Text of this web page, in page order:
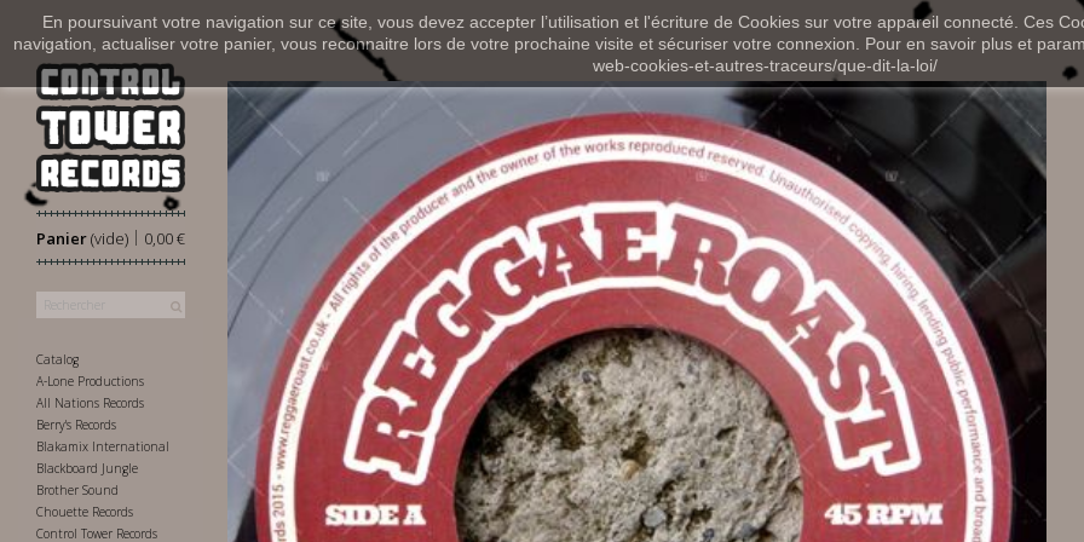
En poursuivant votre navigation sur ce site, vous devez accepter l’utilisation et l'écriture de Cookies sur votre appareil connecté. Ces
navigation, actualiser votre panier, vous reconnaitre lors de votre prochaine visite et sécuriser votre connexion. Pour en savoir plus et
web-cookies-et-autres-traceurs/que-dit-la-loi/
Panier 0,00 €
|
(vide)
Catalog
A-Lone Productions
All Nations Records
Berry's Records
Blakamix International
Blackboard Jungle
Brother Sound
Chouette Records
Control Tower Records